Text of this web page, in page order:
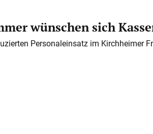
wünschen sich
Personaleinsatz im Kirchheimer